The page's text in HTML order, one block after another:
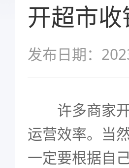
开超市
发布日期：
许多商家开
运营效率。当
一定要根据自